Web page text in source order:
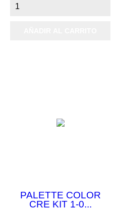
PALETTE COLOR
CRE KIT 1-0...